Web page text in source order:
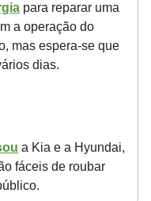
para reparar uma
a operação do
mas espera-se que
dias.
a Kia e a Hyundai,
fáceis de roubar